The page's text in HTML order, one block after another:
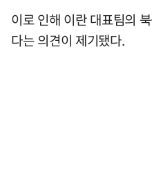
이로 인해 이란 대표팀의
다는 의견이 제기됐다.